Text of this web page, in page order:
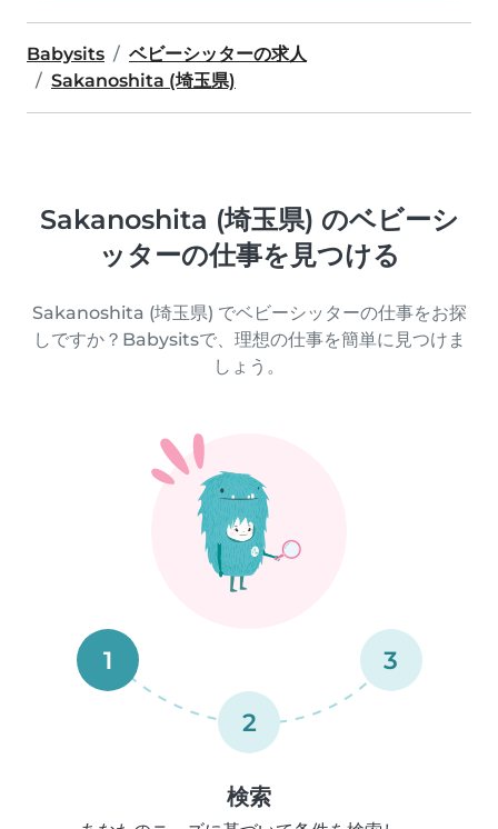
Babysits
ベビーシッターの求人
Sakanoshita (埼玉県)
Sakanoshita (埼玉県) のベビーシ
ッターの仕事を見つける
Sakanoshita (埼玉県) でベビーシッターの仕事をお探
しですか？Babysitsで、理想の仕事を簡単に見つけま
しょう。
1
2
3
検索